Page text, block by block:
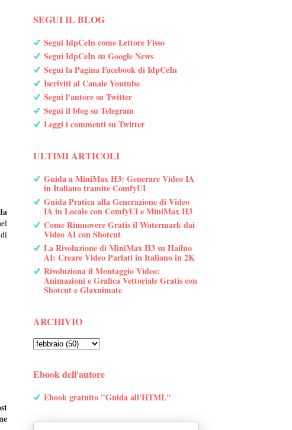
SEGUI IL BLOG
Segui IdpCeIn come Lettore Fisso
Segui IdpCeIn su Google News
Segui la Pagina Facebook di IdpCeIn
Iscriviti al Canale Youtube
Segui l'autore su Twitter
Segui il blog su Telegram
Leggi i commenti su Twitter
ULTIMI ARTICOLI
Guida a MiniMax H3: Generare Video IA
in Italiano tramite ComfyUI
Guida Pratica alla Generazione di Video
IA in Locale con ComfyUI e MiniMax H3
Come Rimuovere Gratis il Watermark dai
Video AI con Shotcut
La Rivoluzione di MiniMax H3 su Hailuo
AI: Creare Video Parlati in Italiano in 2K
Rivoluziona il Montaggio Video:
Animazioni e Grafica Vettoriale Gratis con
Shotcut e Glaxnimate
ARCHIVIO
Ebook dell'autore
Ebook gratuito "Guida all'HTML"